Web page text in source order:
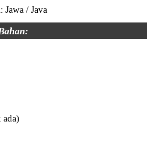
Jawa / Java
ada)